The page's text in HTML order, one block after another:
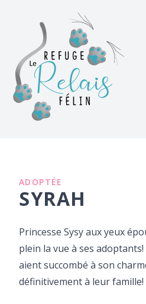
ADOPTÉE
SYRAH
Princesse Sysy aux yeux
plein la vue à ses
aient succombé à son
définitivement à leur famille!